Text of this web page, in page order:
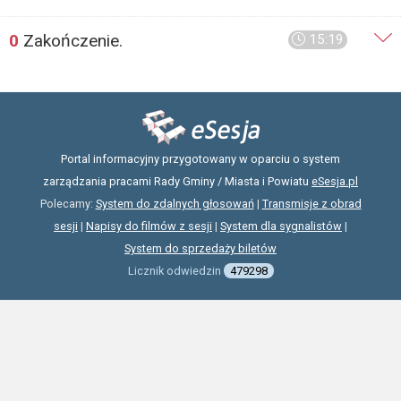
15:19
0 Zakończenie.
Portal informacyjny przygotowany w oparciu o system
zarządzania pracami Rady Gminy / Miasta i Powiatu eSesja.pl
Polecamy: System do zdalnych głosowań| Transmisje z obrad
sesji | Napisy do filmów z sesji | System dla sygnalistów |
System do sprzedaży biletów
Licznik odwiedzin
479298